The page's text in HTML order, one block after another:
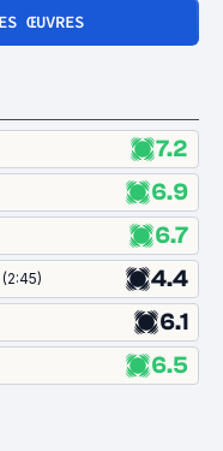
ŒUVRES
7.2
6.9
6.7
(2:45) 4.4
6.1
6.5